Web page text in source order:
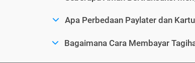
Apa Perbedaan Paylater dan
Bagaimana Cara Membayar